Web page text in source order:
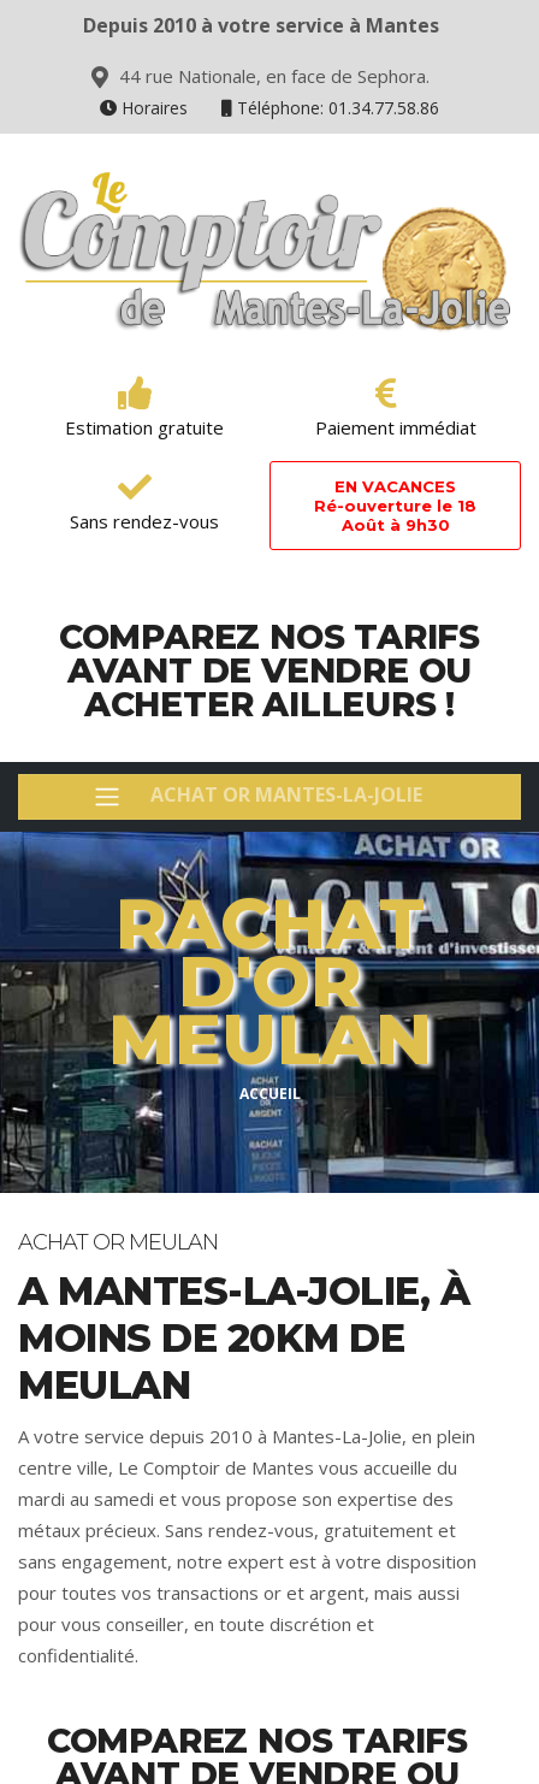
Depuis 2010 à votre service à Mantes
44 rue Nationale, en face de Sephora.
Horaires Téléphone: 01.34.77.58.86
Estimation gratuite Paiement immédiat
Sans rendez-vous
EN VACANCES
Ré-ouverture le 18
Août à 9h30
COMPAREZ NOS TARIFS
AVANT DE VENDRE OU
ACHETER AILLEURS !
ACHAT OR MANTES-LA-JOLIE
RACHAT
D'OR
MEULAN
ACCUEIL
ACHAT OR MEULAN
A MANTES-LA-JOLIE, À
MOINS DE 20KM DE
MEULAN
A votre service depuis 2010 à Mantes-La-Jolie, en plein
centre ville, Le Comptoir de Mantes vous accueille du
mardi au samedi et vous propose son expertise des
métaux précieux. Sans rendez-vous, gratuitement et
sans engagement, notre expert est à votre disposition
pour toutes vos transactions or et argent, mais aussi
pour vous conseiller, en toute discrétion et
confidentialité.
COMPAREZ NOS TARIFS
AVANT DE VENDRE OU